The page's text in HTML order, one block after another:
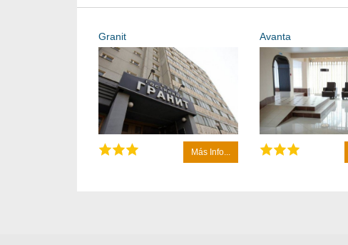
Granit
Más Info...
Avanta